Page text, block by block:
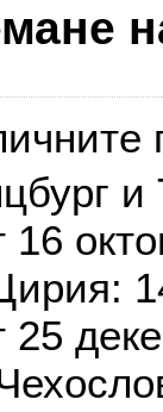
16
25